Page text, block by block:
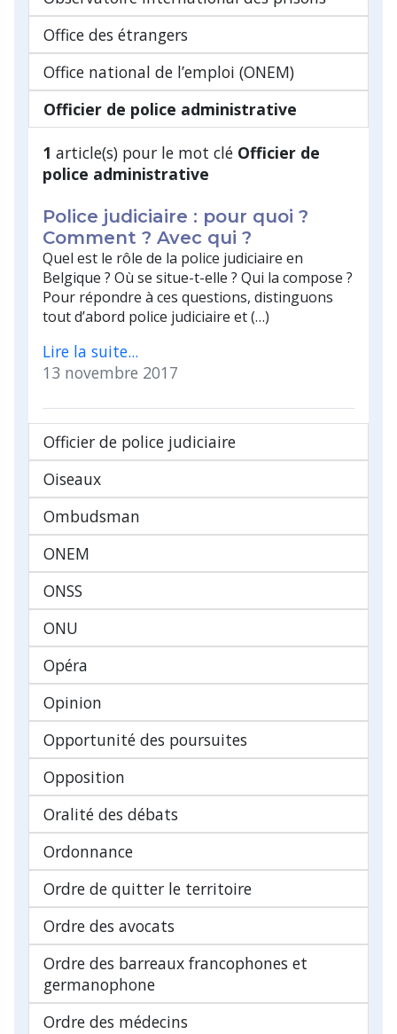
Office des étrangers
Office national de l’emploi (ONEM)
Officier de police administrative
1 article(s) pour le mot clé Officier de
police administrative
Police judiciaire : pour quoi ?
Comment ? Avec qui ?
Quel est le rôle de la police judiciaire en
Belgique ? Où se situe-t-elle ? Qui la compose ?
Pour répondre à ces questions, distinguons
tout d’abord police judiciaire et (…)
Lire la suite...
13 novembre 2017
Officier de police judiciaire
Oiseaux
Ombudsman
ONEM
ONSS
ONU
Opéra
Opinion
Opportunité des poursuites
Opposition
Oralité des débats
Ordonnance
Ordre de quitter le territoire
Ordre des avocats
Ordre des barreaux francophones et
germanophone
Ordre des médecins